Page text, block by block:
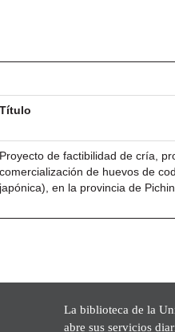
Título
Proyecto de factibilidad de cría,
comercialización de huevos de
japónica), en la provincia de
La biblioteca de la
abre sus servicios